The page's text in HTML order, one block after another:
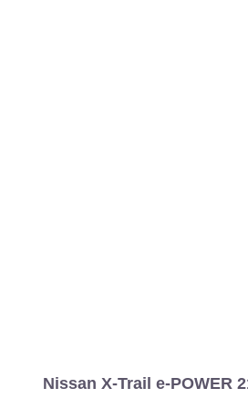
Nissan X-Trail e-POWER